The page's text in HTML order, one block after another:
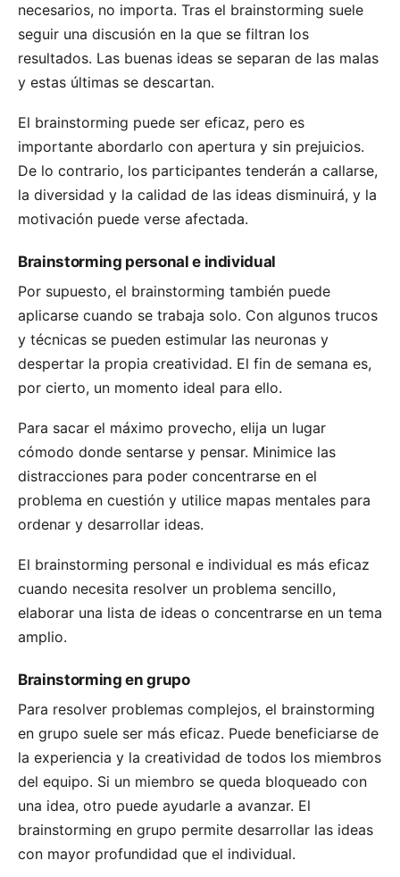
necesarios, no importa. Tras el brainstorming suele
seguir una discusión en la que se filtran los
resultados. Las buenas ideas se separan de las malas
y estas últimas se descartan.
El brainstorming puede ser eficaz, pero es
importante abordarlo con apertura y sin prejuicios.
De lo contrario, los participantes tenderán a callarse,
la diversidad y la calidad de las ideas disminuirá, y la
motivación puede verse afectada.
Brainstorming personal e individual
Por supuesto, el brainstorming también puede
aplicarse cuando se trabaja solo. Con algunos trucos
y técnicas se pueden estimular las neuronas y
despertar la propia creatividad. El fin de semana es,
por cierto, un momento ideal para ello.
Para sacar el máximo provecho, elija un lugar
cómodo donde sentarse y pensar. Minimice las
distracciones para poder concentrarse en el
problema en cuestión y utilice mapas mentales para
ordenar y desarrollar ideas.
El brainstorming personal e individual es más eficaz
cuando necesita resolver un problema sencillo,
elaborar una lista de ideas o concentrarse en un tema
amplio.
Brainstorming en grupo
Para resolver problemas complejos, el brainstorming
en grupo suele ser más eficaz. Puede beneficiarse de
la experiencia y la creatividad de todos los miembros
del equipo. Si un miembro se queda bloqueado con
una idea, otro puede ayudarle a avanzar. El
brainstorming en grupo permite desarrollar las ideas
con mayor profundidad que el individual.